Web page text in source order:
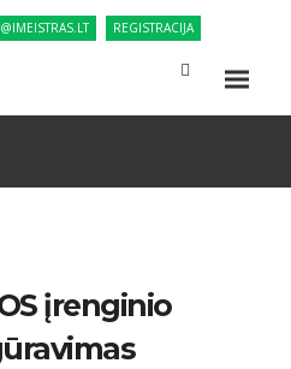
REGISTRACIJA
įrenginio